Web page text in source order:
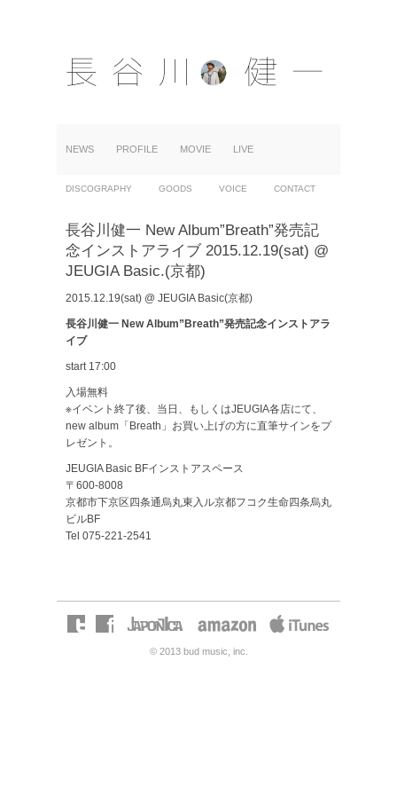
NEWS PROFILE MOVIE LIVE
DISCOGRAPHY GOODS VOICE CONTACT
長谷川健一 New Album”Breath”発売記
念インストアライブ 2015.12.19(sat) @
JEUGIA Basic.(京都)
2015.12.19(sat) @ JEUGIA Basic(京都)
長谷川健一 New Album”Breath”発売記念インストアラ
イブ
start 17:00
入場無料
※イベント終了後、当日、もしくはJEUGIA各店にて、
new album「Breath」お買い上げの方に直筆サインをプ
レゼント。
JEUGIA Basic BFインストアスペース
〒600-8008
京都市下京区四条通烏丸東入ル京都フコク生命四条烏丸
ビルBF
Tel 075-221-2541
© 2013 bud music, inc.